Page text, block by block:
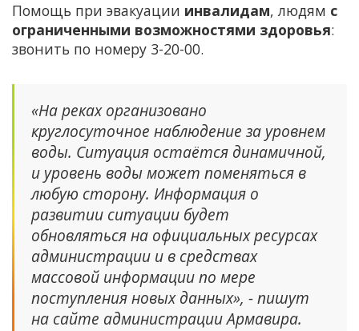
Помощь при эвакуации инвалидам, людям с
ограниченными возможностями здоровья:
звонить по номеру 3-20-00.
«На реках организовано
круглосуточное наблюдение за уровнем
воды. Ситуация остаётся динамичной,
и уровень воды может поменяться в
любую сторону. Информация о
развитии ситуации будет
обновляться на официальных ресурсах
администрации и в средствах
массовой информации по мере
поступления новых данных», - пишут
на сайте администрации Армавира.